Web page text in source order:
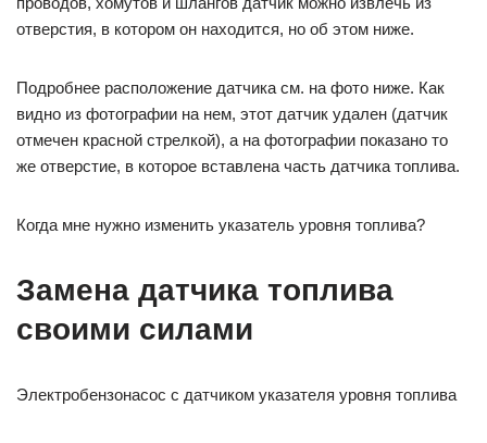
отверстия, в котором он находится, но об этом ниже.
Подробнее расположение датчика см. на фото ниже. Как
видно из фотографии на нем, этот датчик удален (датчик
отмечен красной стрелкой), а на фотографии показано то
же отверстие, в которое вставлена ​​часть датчика топлива.
Когда мне нужно изменить указатель уровня топлива?
Замена датчика топлива
своими силами
Электробензонасос с датчиком указателя уровня топлива